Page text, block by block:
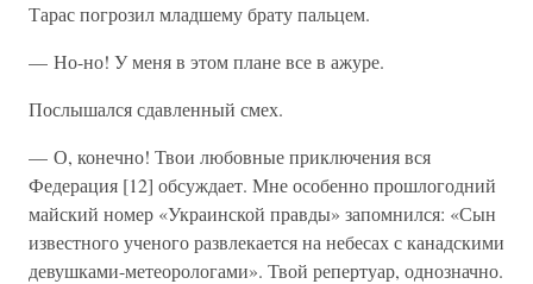
Тарас погрозил младшему брату пальцем.
— Но-но! У меня в этом плане все в ажуре.
Послышался сдавленный смех.
— О, конечно! Твои любовные приключения вся
Федерация [12] обсуждает. Мне особенно прошлогодний
майский номер «Украинской правды» запомнился: «Сын
известного ученого развлекается на небесах с канадскими
девушками-метеорологами». Твой репертуар, однозначно.